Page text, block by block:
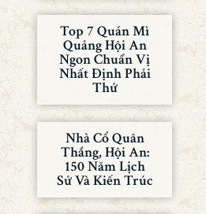
Top 7 Quán Mì
Quảng Hội An
Ngon Chuẩn Vị
Nhất Định Phải
Thử
Nhà Cổ Quân
Thắng, Hội An:
150 Năm Lịch
Sử Và Kiến Trúc